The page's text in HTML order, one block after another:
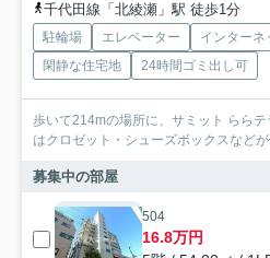
千代田線「北綾瀬」駅 徒歩1分
駐輪場 エレベーター インターネ
閑静な住宅地
24時間ゴミ出し可
歩いて214mの場所に、サミット らら
はクロゼット・シューズボックスなど
募集中の部屋
504
16.8万円